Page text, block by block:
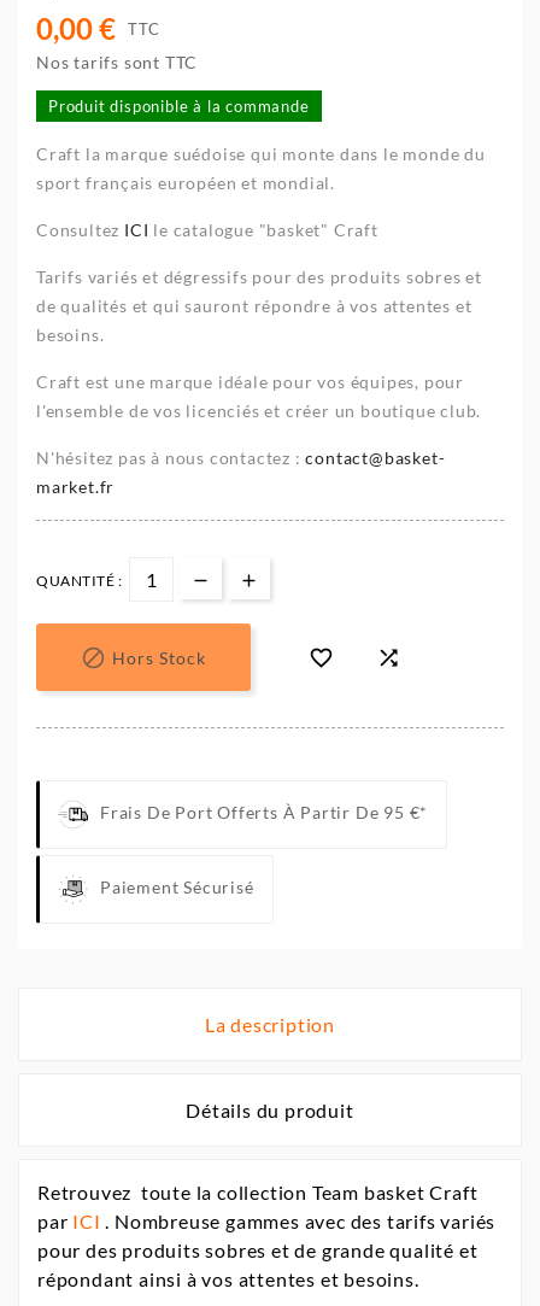
0,00 € TTC
Nos tarifs sont TTC
Produit disponible à la commande
Craft la marque suédoise qui monte dans le monde du
sport français européen et mondial.
Consultez ICI le catalogue "basket" Craft
Tarifs variés et dégressifs pour des produits sobres et
de qualités et qui sauront répondre à vos attentes et
besoins.
Craft est une marque idéale pour vos équipes, pour
l'ensemble de vos licenciés et créer un boutique club.
N'hésitez pas à nous contactez :contact@basket-
market.fr
QUANTITÉ :
 Hors Stock  
Frais De Port Offerts À Partir De 95 €*
Paiement Sécurisé
La description
Détails du produit
Retrouvez toute la collection Team basket Craft
par ICI. Nombreuse gammes avec des tarifs variés
pour des produits sobres et de grande qualité et
répondant ainsi à vos attentes et besoins.